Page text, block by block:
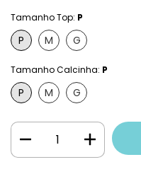
Tamanho Top: P
P M G
Tamanho Calcinha: P
P M G